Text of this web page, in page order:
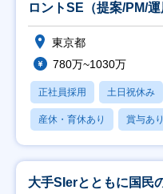
ロントSE（提案/PM/運
東京都
780万~1030万
正社員採用 土日祝休み
産休・育休あり 賞与あり
大手SIerとともに国民